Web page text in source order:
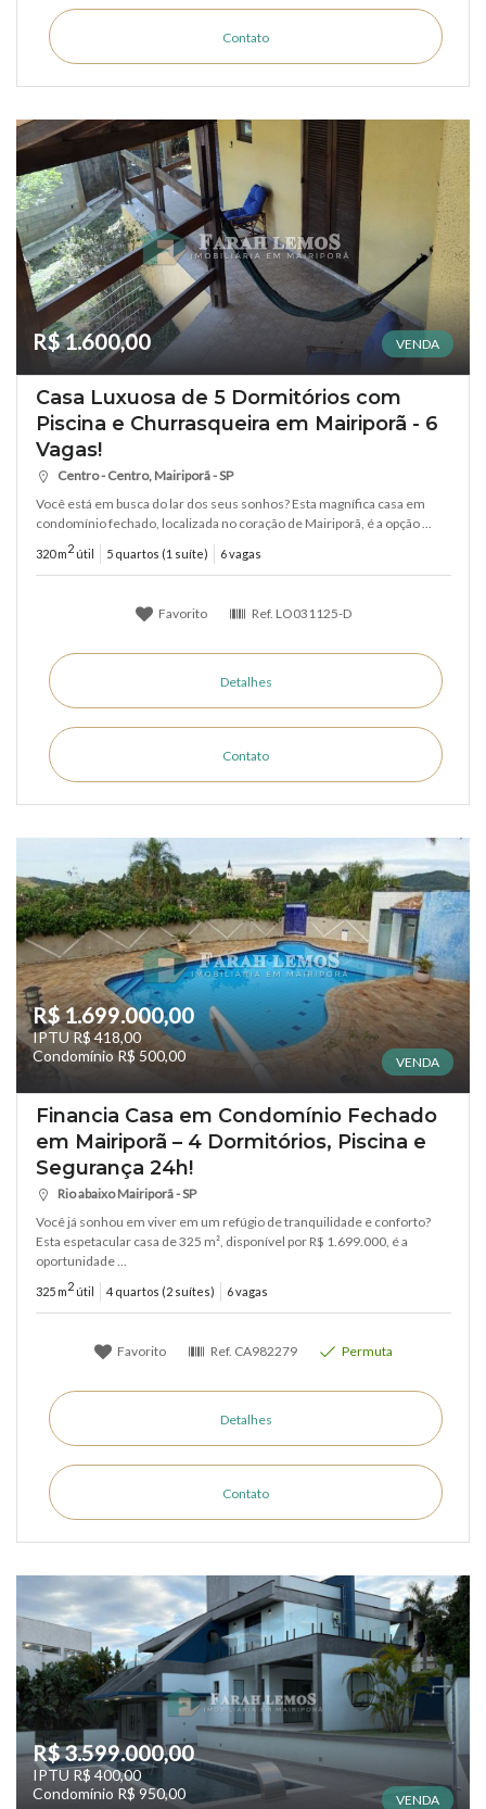
Contato
R$ 1.600,00 VENDA
Casa Luxuosa de 5 Dormitórios com
Piscina e Churrasqueira em Mairiporã - 6
Vagas!
Centro - Centro, Mairiporã - SP
Você está em busca do lar dos seus sonhos? Esta magnífica casa em
condomínio fechado, localizada no coração de Mairiporã, é a opção ...
320 m2 útil 5 quartos (1 suíte) 6 vagas
Favorito Ref. LO031125-D
Detalhes
Contato
R$ 1.699.000,00
IPTU R$ 418,00
Condomínio R$ 500,00
VENDA
Financia Casa em Condomínio Fechado
em Mairiporã – 4 Dormitórios, Piscina e
Segurança 24h!
Rio abaixo Mairiporã - SP
Você já sonhou em viver em um refúgio de tranquilidade e conforto?
Esta espetacular casa de 325 m², disponível por R$ 1.699.000, é a
oportunidade ...
325 m2 útil 4 quartos (2 suítes) 6 vagas
Favorito Ref. CA982279 Permuta
Detalhes
Contato
R$ 3.599.000,00
IPTU R$ 400,00
Condomínio R$ 950,00
VENDA